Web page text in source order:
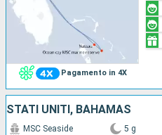
Pagamento in 4X
STATI UNITI, BAHAMAS
MSC Seaside 5 g